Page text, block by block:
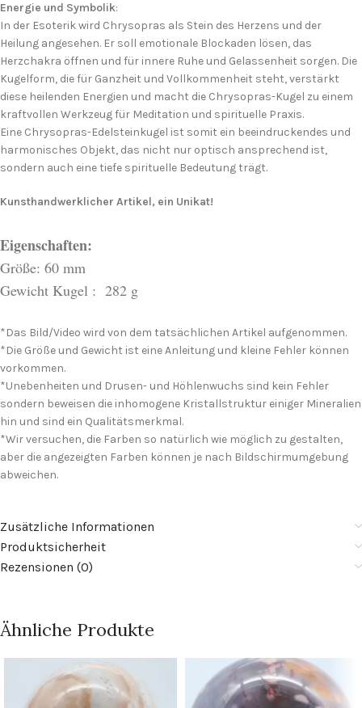
Energie und Symbolik:
In der Esoterik wird Chrysopras als Stein des Herzens und der
Heilung angesehen. Er soll emotionale Blockaden lösen, das
Herzchakra öffnen und für innere Ruhe und Gelassenheit sorgen. Die
Kugelform, die für Ganzheit und Vollkommenheit steht, verstärkt
diese heilenden Energien und macht die Chrysopras-Kugel zu einem
kraftvollen Werkzeug für Meditation und spirituelle Praxis.
Eine Chrysopras-Edelsteinkugel ist somit ein beeindruckendes und
harmonisches Objekt, das nicht nur optisch ansprechend ist,
sondern auch eine tiefe spirituelle Bedeutung trägt.
Kunsthandwerklicher Artikel, ein Unikat!
Eigenschaften:
Größe: 60 mm
Gewicht Kugel : 282 g
*Das Bild/Video wird von dem tatsächlichen Artikel aufgenommen.
*Die Größe und Gewicht ist eine Anleitung und kleine Fehler können
vorkommen.
*Unebenheiten und Drusen- und Höhlenwuchs sind kein Fehler
sondern beweisen die inhomogene Kristallstruktur einiger Mineralien
hin und sind ein Qualitätsmerkmal.
*Wir versuchen, die Farben so natürlich wie möglich zu gestalten,
aber die angezeigten Farben können je nach Bildschirmumgebung
abweichen.
Zusätzliche Informationen
Produktsicherheit
Rezensionen (0)
Ähnliche Produkte